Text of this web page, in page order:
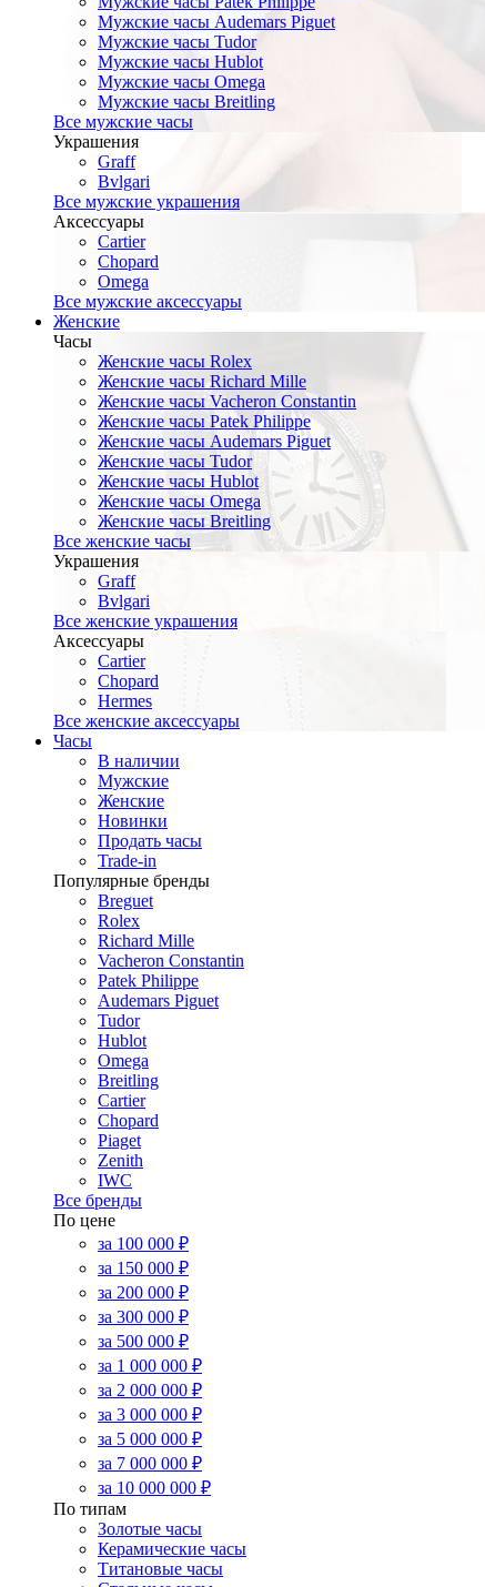
Мужские часы Audemars Piguet
Мужские часы Tudor
Мужские часы Hublot
Мужские часы Omega
Мужские часы Breitling
Все мужские часы
Украшения
Graff
Bvlgari
Все мужские украшения
Аксессуары
Cartier
Chopard
Omega
Все мужские аксессуары
Женские
Часы
Женские часы Rolex
Женские часы Richard Mille
Женские часы Vacheron Constantin
Женские часы Patek Philippe
Женские часы Audemars Piguet
Женские часы Tudor
Женские часы Hublot
Женские часы Omega
Женские часы Breitling
Все женские часы
Украшения
Graff
Bvlgari
Все женские украшения
Аксессуары
Cartier
Chopard
Hermes
Все женские аксессуары
Часы
В наличии
Мужские
Женские
Новинки
Продать часы
Trade-in
Популярные бренды
Breguet
Rolex
Richard Mille
Vacheron Constantin
Patek Philippe
Audemars Piguet
Tudor
Hublot
Omega
Breitling
Cartier
Chopard
Piaget
Zenith
IWC
Все бренды
По цене
за 100 000 ₽
за 150 000 ₽
за 200 000 ₽
за 300 000 ₽
за 500 000 ₽
за 1 000 000 ₽
за 2 000 000 ₽
за 3 000 000 ₽
за 5 000 000 ₽
за 7 000 000 ₽
за 10 000 000 ₽
По типам
Золотые часы
Керамические часы
Титановые часы